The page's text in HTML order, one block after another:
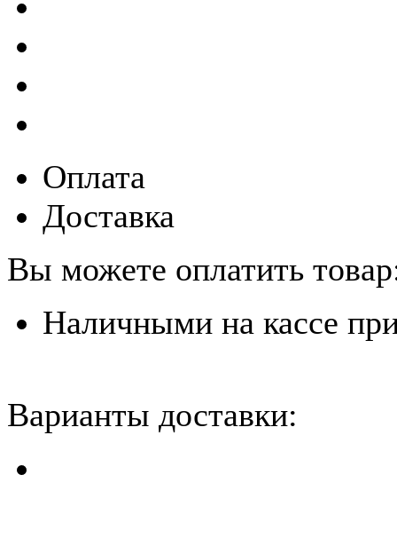
Оплата
Доставка
Вы можете оплатить
Наличными на кассе
Варианты доставки: